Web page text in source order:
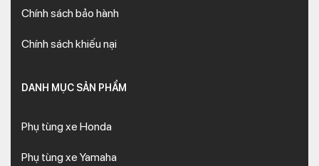
Chính sách bảo hành
Chính sách khiếu nại
DANH MỤC SẢN PHẨM
Phụ tùng xe Honda
Phụ tùng xe Yamaha